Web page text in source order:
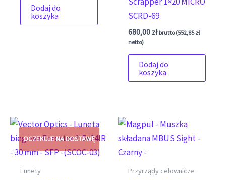
Dodaj do
koszyka
SCRD-69
680,00 zł brutto (552,85zł
netto)
Dodaj do
koszyka
Lunety Przyrządy celownicze